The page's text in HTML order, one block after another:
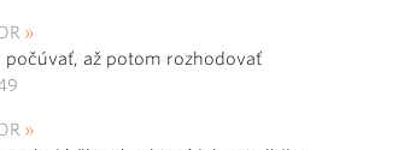
počúvať, až potom rozhodovať